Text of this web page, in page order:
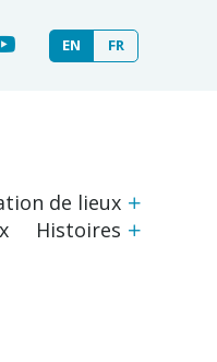
EN FR
de lieux
Histoires